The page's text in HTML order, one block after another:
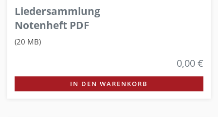
Liedersammlung
Notenheft PDF
(20 MB)
0,00 €
IN DEN WARENKORB